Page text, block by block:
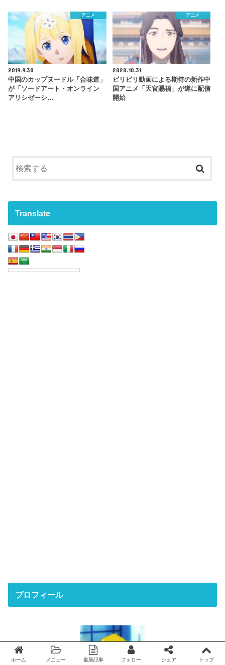
アニメ
2019.9.30
中国のカップヌードル「合味道」
が「ソードアート・オンライン
アリシゼーシ…
アニメ
2020.10.31
ビリビリ動画による期待の新作中
国アニメ「天官賜福」が遂に配信
開始
Translate
プロフィール
ホーム メニュー 最新記事 フォロー シェア トップ
Twitter facebook